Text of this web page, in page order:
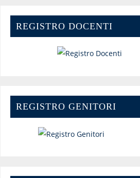
REGISTRO DOCENTI
REGISTRO GENITORI